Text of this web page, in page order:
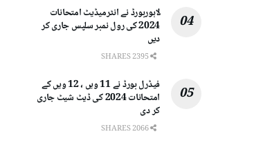
لاہوربورڈ نے انٹرمیڈیٹ امتحانات
2024 کی رول نمبر سلپس جاری کر
دیں
فیڈرل بورڈ نے 11 ویں ، 12 ویں کے
امتحانات 2024 کی ڈیٹ شیٹ جاری
کر دی